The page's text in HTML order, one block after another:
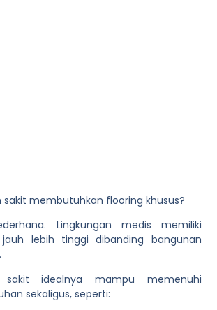
membutuhkan flooring khusus?
Lingkungan medis memiliki
lebih tinggi dibanding bangunan
idealnya mampu memenuhi
sekaligus, seperti: